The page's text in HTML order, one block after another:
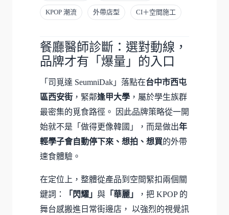
KPOP 潮流 外帶店型 CI＋空間施工
餐廳醫師診斷：選對動線，
品牌才有「爆量」的入口
「司覓達 SeumniDak」落點在台中市西屯
區西安街 ，緊鄰逢甲大學 ，屬於學生族群
最密集的覓食路徑。 因此品牌策略從一開
始就不是「做得更像韓國」，而是做出年
輕學子會自動停下來、想拍、想買的外帶
速食體驗。
在定位上，整體從產品到空間緊扣兩個關
鍵詞：
「閃耀」 與 「華麗」
，把 KPOP 的
舞台感搬進日常街邊店， 以強烈的視覺訊